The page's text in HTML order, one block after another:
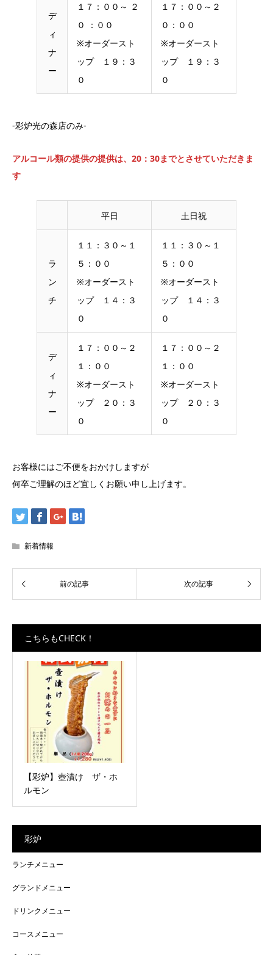
デ
ィ
ナ
ー
１７：００～ ２
０ ：００
※オーダースト
ップ １９：３
０
１７：００～２
０：００
※オーダースト
ップ １９：３
０
-彩炉光の森店のみ-
アルコール類の提供の提供は、20：30までとさせていただきま
す
平日 土日祝
ラ
ン
チ
１１：３０～１
５：００
※オーダースト
ップ １４：３
０
１１：３０～１
５：００
※オーダースト
ップ １４：３
０
デ
ィ
ナ
ー
１７：００～２
１：００
※オーダースト
ップ ２０：３
０
１７：００～２
１：００
※オーダースト
ップ ２０：３
０
お客様にはご不便をおかけしますが
何卒ご理解のほど宜しくお願い申し上げます。
新着情報
こちらもCHECK！
【彩炉】壺漬け ザ・ホ
ルモン
彩炉
ランチメニュー
グランドメニュー
ドリンクメニュー
コースメニュー